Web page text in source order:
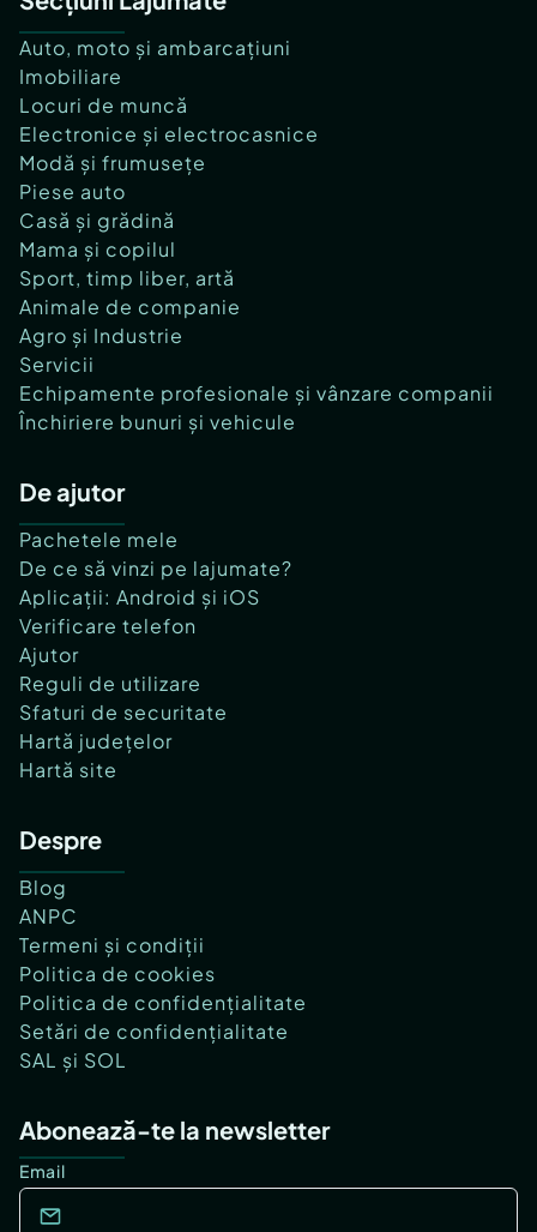
Auto, moto și ambarcațiuni
Imobiliare
Locuri de muncă
Electronice și electrocasnice
Modă și frumusețe
Piese auto
Casă și grădină
Mama și copilul
Sport, timp liber, artă
Animale de companie
Agro și Industrie
Servicii
Echipamente profesionale și vânzare companii
Închiriere bunuri și vehicule
De ajutor
Pachetele mele
De ce să vinzi pe lajumate?
Aplicații: Android și iOS
Verificare telefon
Ajutor
Reguli de utilizare
Sfaturi de securitate
Hartă județelor
Hartă site
Despre
Blog
ANPC
Termeni și condiții
Politica de cookies
Politica de confidențialitate
Setări de confidențialitate
SAL și SOL
Abonează-te la newsletter
Email